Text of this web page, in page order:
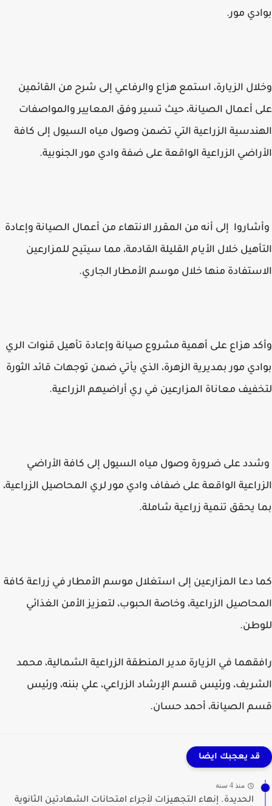
مور.
الزيارة، استمع هزاع والرفاعي إلى شرح من القائمين
أعمال الصيانة، حيث تسير وفق المعايير والمواصفات
الزراعية التي تضمن وصول مياه السيول إلى كافة
الزراعية الواقعة على ضفة وادي مور الجنوبية.
إلى أنه من المقرر الانتهاء من أعمال الصيانة وإعادة
خلال الأيام القليلة القادمة، مما سيتيح للمزارعين
منها خلال موسم الأمطار الجاري.
هزاع على أهمية مشروع صيانة وإعادة تأهيل قنوات الري
مور بمديرية الزهرة، الذي يأتي ضمن توجهات قائد الثورة
معاناة المزارعين في ري أراضيهم الزراعية.
على ضرورة وصول مياه السيول إلى كافة الأراضي
الواقعة على ضفاف وادي مور لري المحاصيل الزراعية،
يحقق تنمية زراعية شاملة.
دعا المزارعين إلى استغلال موسم الأمطار في زراعة كافة
الزراعية، وخاصة الحبوب، لتعزيز الأمن الغذائي
في الزيارة مدير المنطقة الزراعية الشمالية، محمد
ورئيس قسم الإرشاد الزراعي، علي بننه، ورئيس
الصيانة، أحمد حسان.
قد يعجبك ايضا
منذ 4 سنة
الحديدة. إنهاء التجهيزات لأجراء امتحانات الشهادتين الثانوية